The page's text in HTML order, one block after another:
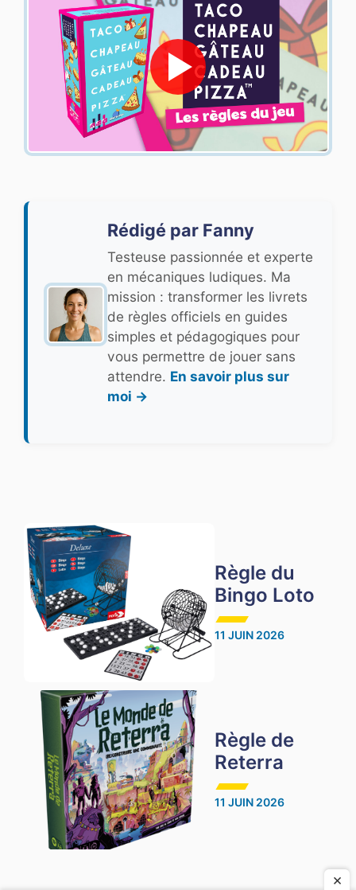
Rédigé par Fanny
Testeuse passionnée et experte
en mécaniques ludiques. Ma
mission : transformer les livrets
de règles officiels en guides
simples et pédagogiques pour
vous permettre de jouer sans
attendre. En savoir plus sur
moi →
Règle du
Bingo Loto
11 JUIN 2026
Règle de
Reterra
11 JUIN 2026
×